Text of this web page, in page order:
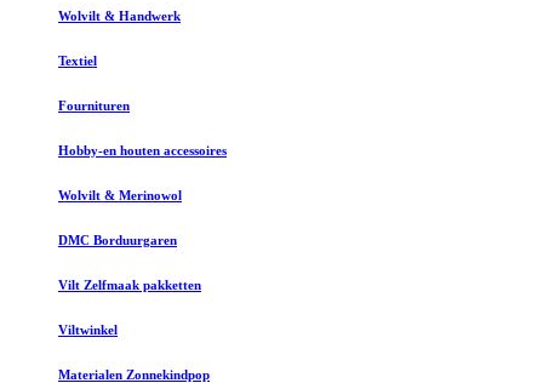
Wolvilt & Handwerk
Textiel
Fournituren
Hobby-en houten accessoires
Wolvilt & Merinowol
DMC Borduurgaren
Vilt Zelfmaak pakketten
Viltwinkel
Materialen Zonnekindpop